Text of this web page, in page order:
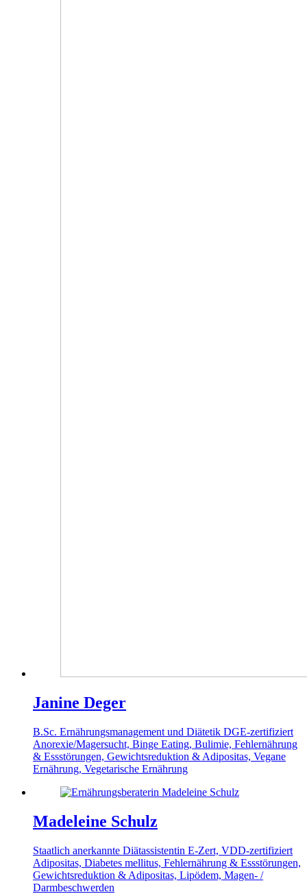
Janine Deger
B.Sc. Ernährungsmanagement und Diätetik DGE-zertifiziert
Anorexie/Magersucht, Binge Eating, Bulimie, Fehlernährung
& Essstörungen, Gewichtsreduktion & Adipositas, Vegane
Ernährung, Vegetarische Ernährung
Madeleine Schulz
Staatlich anerkannte Diätassistentin E-Zert, VDD-zertifiziert
Adipositas, Diabetes mellitus, Fehlernährung & Essstörungen,
Gewichtsreduktion & Adipositas, Lipödem, Magen- /
Darmbeschwerden